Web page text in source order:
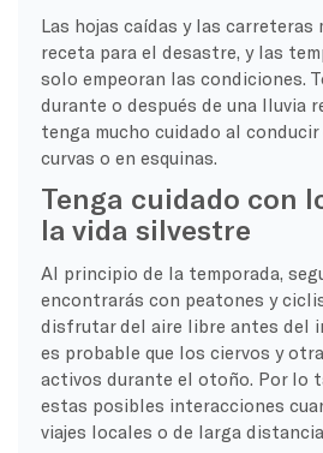
Las hojas caídas y las carreteras
receta para el desastre, y las
solo empeoran las condiciones.
durante o después de una lluvia
tenga mucho cuidado al
curvas o en esquinas.
Tenga cuidado con
la vida silvestre
Al principio de la temporada,
encontrarás con peatones y
disfrutar del aire libre antes del
es probable que los ciervos y
activos durante el otoño. Por lo
estas posibles interacciones
viajes locales o de larga